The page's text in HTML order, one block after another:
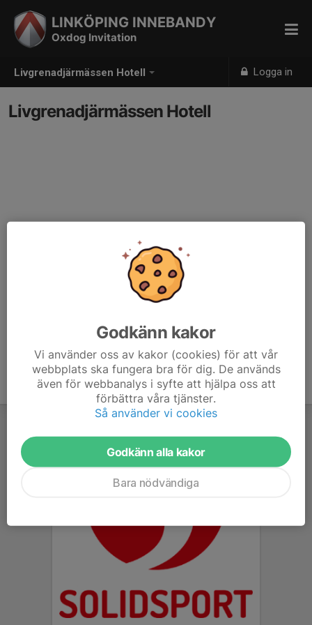
Livgrenadjärmässen Hotell Logga in
LINKÖPING INNEBANDY
Oxdog Invitation
Livgrenadjärmässen Hotell
Godkänn kakor
Vi använder oss av kakor (cookies) för att vår
webbplats ska fungera bra för dig. De används
även för webbanalys i syfte att hjälpa oss att
förbättra våra tjänster.
Så använder vi cookies
Godkänn alla kakor
Bara nödvändiga